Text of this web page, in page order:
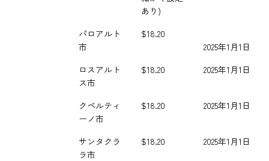
あり)
パロアルト
市
$18.20
2025年1月1日
ロスアルト
ス市
$18.20 2025年1月1日
クペルティ
ーノ市
$18.20 2025年1月1日
サンタクラ
ラ市
$18.20 2025年1月1日